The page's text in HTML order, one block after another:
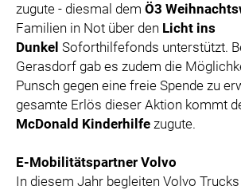
zugute - diesmal dem Ö3
Familien in Not über den Licht ins
Dunkel Soforthilfefonds unterstützt.
Gerasdorf gab es zudem die
Punsch gegen eine freie Spende zu
gesamte Erlös dieser Aktion kommt
McDonald Kinderhilfe zugute.
E-Mobilitätspartner Volvo
In diesem Jahr begleiten Volvo